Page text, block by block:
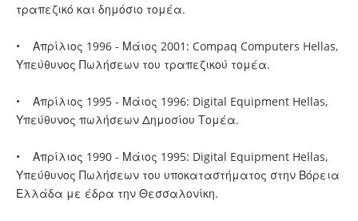
τραπεζικό και δημόσιο τομέα.
• Απρίλιος 1996 - Μάιος 2001: Compaq Computers Hellas,
Υπεύθυνος Πωλήσεων του τραπεζικού τομέα.
• Απρίλιος 1995 - Μάιος 1996: Digital Equipment Hellas,
Υπεύθυνος πωλήσεων Δημοσίου Τομέα.
• Απρίλιος 1990 - Μάιος 1995: Digital Equipment Hellas,
Υπεύθυνος Πωλήσεων του υποκαταστήματος στην Βόρεια
Ελλάδα με έδρα την Θεσσαλονίκη.